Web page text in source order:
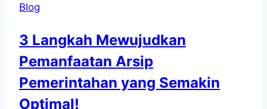
Blog
3 Langkah Mewujudkan
Pemanfaatan Arsip
Pemerintahan yang Semakin
Optimal!